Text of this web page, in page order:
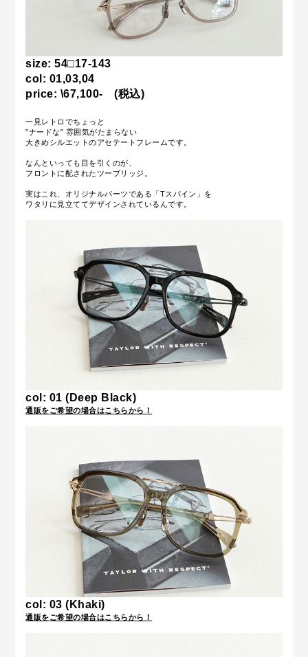
size: 54□17-143
col: 01,03,04
price: \67,100- (税込)
一見レトロでちょっと
”ナードな” 雰囲気がたまらない
大きめシルエットのアセテートフレームです。
なんといっても目を引くのが、
フロントに配されたツーブリッジ。
実はこれ、オリジナルパーツである「Tスパイン」を
ワタリに見立ててデザインされているんです。
col: 01 ( Deep Black)
通販をご希望の場合はこちらから！
col: 03 ( Khaki)
通販をご希望の場合はこちらから！